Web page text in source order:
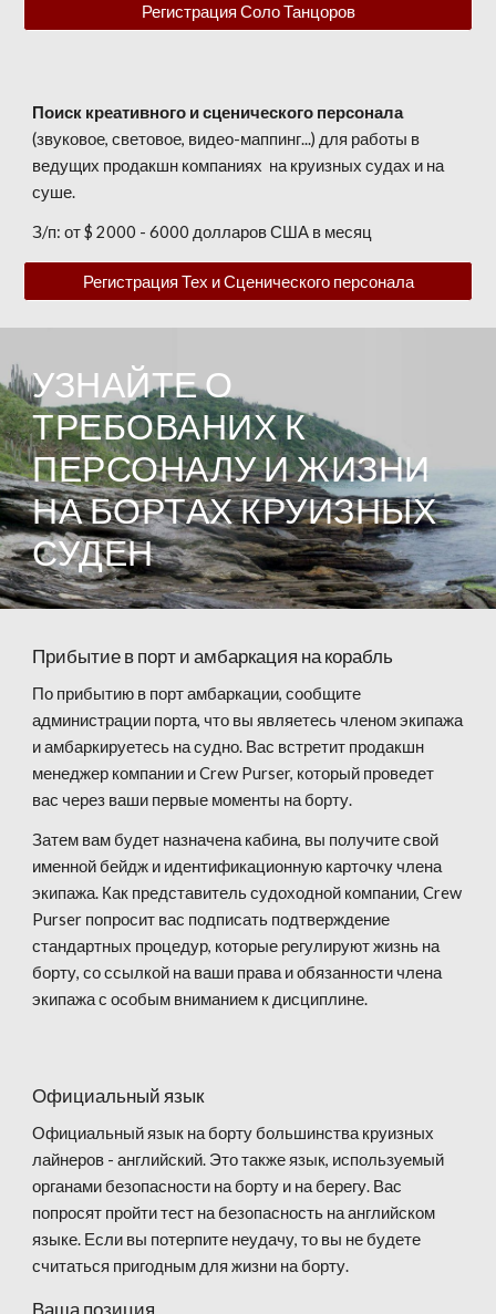
Регистрация Соло Танцоров
Поиск креативного и сценического персонала
(звуковое, световое, видео-маппинг...) для работы в
ведущих продакшн компаниях на круизных судах и на
суше.
З/п: от $ 2000 - 6000 долларов США в месяц
Регистрация Тех и Сценического персонала
УЗНАЙТЕ О
ТРЕБОВАНИХ К
ПЕРСОНАЛУ И ЖИЗНИ
НА БОРТАХ КРУИЗНЫХ
СУДЕН
Прибытие в порт и амбаркация на корабль
По прибытию в порт амбаркации, сообщите
администрации порта, что вы являетесь членом экипажа
и амбаркируетесь на судно. Вас встретит продакшн
менеджер компании и Crew Purser, который проведет
вас через ваши первые моменты на борту.
Затем вам будет назначена кабина, вы получите свой
именной бейдж и идентификационную карточку члена
экипажа. Как представитель судоходной компании, Crew
Purser попросит вас подписать подтверждение
стандартных процедур, которые регулируют жизнь на
борту, со ссылкой на ваши права и обязанности члена
экипажа с особым вниманием к дисциплине.
Официальный язык
Официальный язык на борту большинства круизных
лайнеров - английский. Это также язык, используемый
органами безопасности на борту и на берегу. Вас
попросят пройти тест на безопасность на английском
языке. Если вы потерпите неудачу, то вы не будете
считаться пригодным для жизни на борту.
Ваша позиция